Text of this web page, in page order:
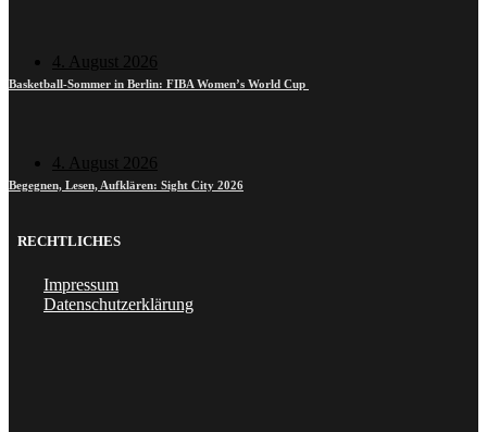
4. August 2026
Basketball-Sommer in Berlin: FIBA Women’s World Cup
4. August 2026
Begegnen, Lesen, Aufklären: Sight City 2026
RECHTLICHES
Impressum
Datenschutzerklärung